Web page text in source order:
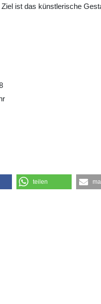
ist das künstlerische
teilen